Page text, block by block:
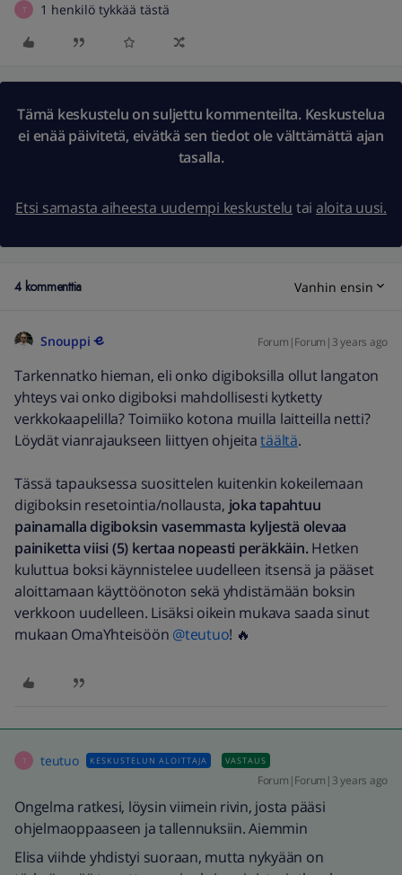
T 1 henkilö tykkää tästä
Tämä keskustelu on suljettu kommenteilta. Keskustelua
ei enää päivitetä, eivätkä sen tiedot ole välttämättä ajan
tasalla.
Etsi samasta aiheesta uudempi keskustelu tai aloita uusi.
4 kommenttia Vanhin ensin
Snouppi Forum|Forum|3 years ago
Tarkennatko hieman, eli onko digiboksilla ollut langaton
yhteys vai onko digiboksi mahdollisesti kytketty
verkkokaapelilla? Toimiiko kotona muilla laitteilla netti?
Löydät vianrajaukseen liittyen ohjeitatäältä.
Tässä tapauksessa suosittelen kuitenkin kokeilemaan
digiboksin resetointia/nollausta, joka tapahtuu
painamalla digiboksin vasemmasta kyljestä olevaa
painiketta viisi (5) kertaa nopeasti peräkkäin.Hetken
kuluttua boksi käynnistelee uudelleen itsensä ja pääset
aloittamaan käyttöönoton sekä yhdistämään boksin
verkkoon uudelleen. Lisäksi oikein mukava saada sinut
mukaan OmaYhteisöön @teutuo! 🔥
T teutuo KESKUSTELUN ALOITTAJA VASTAUS
Forum|Forum|3 years ago
Ongelma ratkesi, löysin viimein rivin, josta pääsi
ohjelmaoppaaseen ja tallennuksiin. Aiemmin
Elisa viihde yhdistyi suoraan, mutta nykyään on